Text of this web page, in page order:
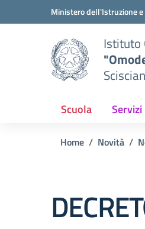
Vai ai contenuti
Vai al menu di navigazione
Ministero dell'Istruzione
Istituto
Scuola Servizi
Home Novità